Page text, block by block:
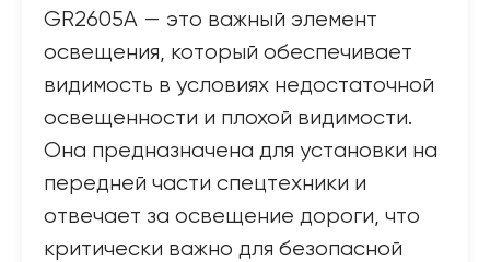
GR2605A — это важный элемент
освещения, который обеспечивает
видимость в условиях недостаточной
освещенности и плохой видимости.
Она предназначена для установки на
передней части спецтехники и
отвечает за освещение дороги, что
критически важно для безопасной